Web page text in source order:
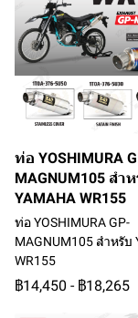
ท่อ YOSHIMURA
MAGNUM105 สำ
YAMAHA WR155
ท่อ YOSHIMURA GP-
MAGNUM105 สำหรับ
WR155
฿14,450 - ฿18,265